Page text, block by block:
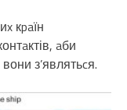
кpaїн
aби
з’являтьcя.